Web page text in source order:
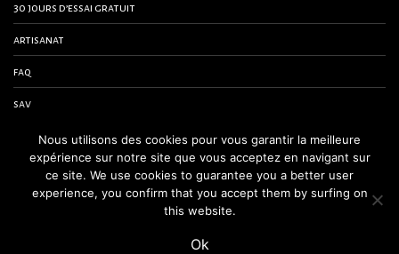
30 jours d’essai gratuit
artisanat
faq
sav
contactez-nous
conditions générales de vente
mentions légales
Nous utilisons des cookies pour vous garantir la meilleure
expérience sur notre site que vous acceptez en navigant sur
ce site. We use cookies to guarantee you a better user
experience, you confirm that you accept them by surfing on
this website.
Ok